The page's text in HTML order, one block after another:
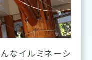
なイルミネーシ